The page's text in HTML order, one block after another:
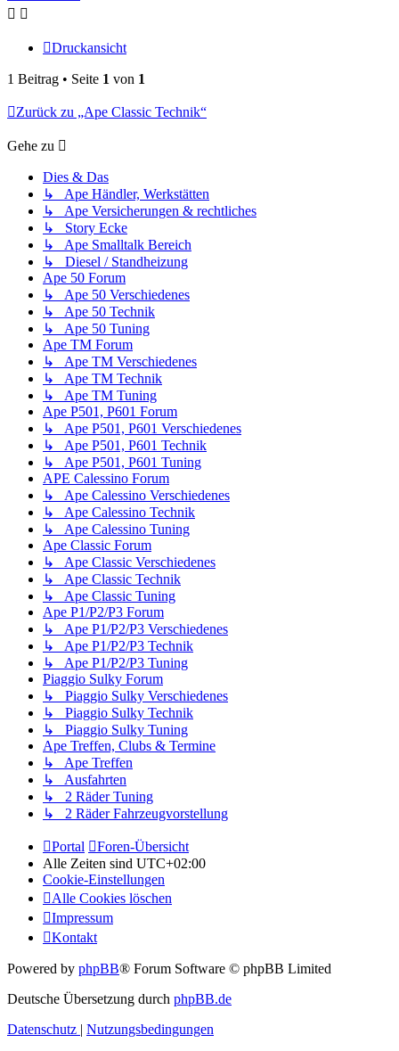
Druckansicht
1 Beitrag • Seite 1 von 1
Zurück zu „Ape Classic Technik“
Gehe zu
Dies & Das
↳ Ape Händler, Werkstätten
↳ Ape Versicherungen & rechtliches
↳ Story Ecke
↳ Ape Smalltalk Bereich
↳ Diesel / Standheizung
Ape 50 Forum
↳ Ape 50 Verschiedenes
↳ Ape 50 Technik
↳ Ape 50 Tuning
Ape TM Forum
↳ Ape TM Verschiedenes
↳ Ape TM Technik
↳ Ape TM Tuning
Ape P501, P601 Forum
↳ Ape P501, P601 Verschiedenes
↳ Ape P501, P601 Technik
↳ Ape P501, P601 Tuning
APE Calessino Forum
↳ Ape Calessino Verschiedenes
↳ Ape Calessino Technik
↳ Ape Calessino Tuning
Ape Classic Forum
↳ Ape Classic Verschiedenes
↳ Ape Classic Technik
↳ Ape Classic Tuning
Ape P1/P2/P3 Forum
↳ Ape P1/P2/P3 Verschiedenes
↳ Ape P1/P2/P3 Technik
↳ Ape P1/P2/P3 Tuning
Piaggio Sulky Forum
↳ Piaggio Sulky Verschiedenes
↳ Piaggio Sulky Technik
↳ Piaggio Sulky Tuning
Ape Treffen, Clubs & Termine
↳ Ape Treffen
↳ Ausfahrten
↳ 2 Räder Tuning
↳ 2 Räder Fahrzeugvorstellung
Portal
Foren-Übersicht
Alle Zeiten sind UTC+02:00
Cookie-Einstellungen
Alle Cookies löschen
Impressum
Kontakt
Powered by phpBB® Forum Software © phpBB Limited
Deutsche Übersetzung durch phpBB.de
Datenschutz | Nutzungsbedingungen